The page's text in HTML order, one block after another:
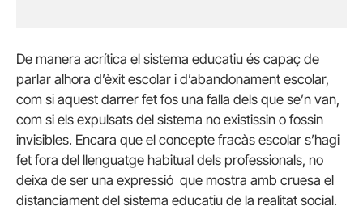
De manera acrítica el sistema educatiu és capaç de
parlar alhora d’èxit escolar i d’abandonament escolar,
com si aquest darrer fet fos una falla dels que se’n van,
com si els expulsats del sistema no existissin o fossin
invisibles. Encara que el concepte fracàs escolar s’hagi
fet fora del llenguatge habitual dels professionals, no
deixa de ser una expressió que mostra amb cruesa el
distanciament del sistema educatiu de la realitat social.